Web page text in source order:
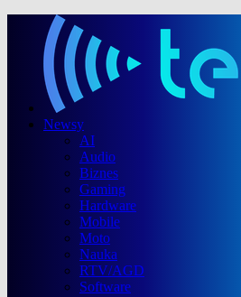
Newsy
AI
Audio
Biznes
Gaming
Hardware
Mobile
Moto
Nauka
RTV/AGD
Software